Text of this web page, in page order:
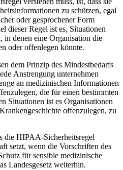
zu schützen, egal
oder gesprochener Form
dieser Regel ist es, Situationen
in denen eine Organisation die
oder offenlegen könnte.
dem Prinzip des Mindestbedarfs
Anstrengung unternehmen
an medizinischen Informationen
die für einen bestimmten
Situationen ist es Organisationen
offenzulegen, zu
die HIPAA-Sicherheitsregel
setzt, wenn die Vorschriften des
für sensible medizinische
Landesgesetz weiterhin.